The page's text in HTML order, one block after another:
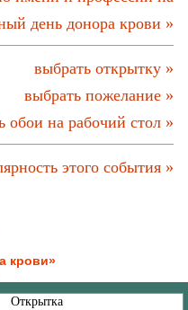
день донора крови »
выбрать открытку »
выбрать пожелание »
обои на рабочий стол »
этого события »
крови»
Открытка